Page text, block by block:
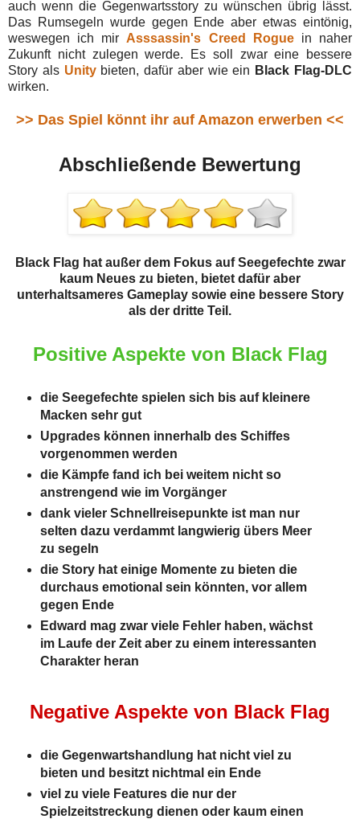
auch wenn die Gegenwartsstory zu wünschen übrig lässt.
Das Rumsegeln wurde gegen Ende aber etwas eintönig,
weswegen ich mirAsssassin's Creed Roguein naher
Zukunft nicht zulegen werde. Es soll zwar eine bessere
Story als Unitybieten, dafür aber wie ein Black Flag-DLC
wirken.
>> Das Spiel könnt ihr auf Amazon erwerben <<
Abschließende Bewertung
Black Flag hat außer dem Fokus auf Seegefechte zwar
kaum Neues zu bieten, bietet dafür aber
unterhaltsameres Gameplay sowie eine bessere Story
als der dritte Teil.
Positive Aspekte von Black Flag
die Seegefechte spielen sich bis auf kleinere
Macken sehr gut
Upgrades können innerhalb des Schiffes
vorgenommen werden
die Kämpfe fand ich bei weitem nicht so
anstrengend wie im Vorgänger
dank vieler Schnellreisepunkte ist man nur
selten dazu verdammt langwierig übers Meer
zu segeln
die Story hat einige Momente zu bieten die
durchaus emotional sein könnten, vor allem
gegen Ende
Edward mag zwar viele Fehler haben, wächst
im Laufe der Zeit aber zu einem interessanten
Charakter heran
Negative Aspekte von Black Flag
die Gegenwartshandlung hat nicht viel zu
bieten und besitzt nichtmal ein Ende
viel zu viele Features die nur der
Spielzeitstreckung dienen oder kaum einen